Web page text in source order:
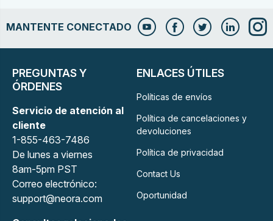
MANTENTE CONECTADO
PREGUNTAS Y
ÓRDENES
Servicio de atención al
cliente
1-855-463-7486
De lunes a viernes
8am-5pm PST
Correo electrónico:
support@neora.com
ENLACES ÚTILES
Políticas de envíos
Política de cancelaciones y
devoluciones
Política de privacidad
Contact Us
Oportunidad